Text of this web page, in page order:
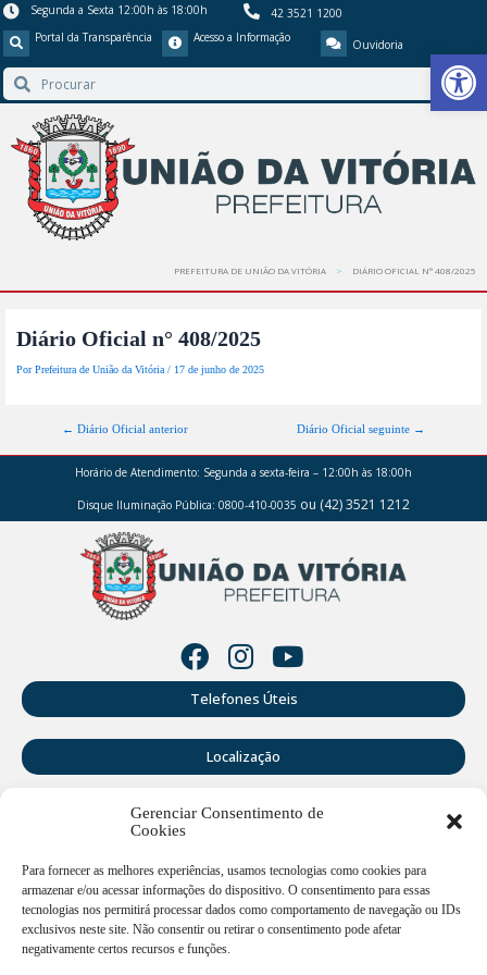
Gerenciar Consentimento de
Cookies
Para fornecer as melhores experiências, usamos tecnologias como cookies para
armazenar e/ou acessar informações do dispositivo. O consentimento para essas
tecnologias nos permitirá processar dados como comportamento de navegação ou IDs
exclusivos neste site. Não consentir ou retirar o consentimento pode afetar
negativamente certos recursos e funções.
Barra de
Segunda a Sexta 12:00h às 18:00h
42 3521 1200
Portal da Transparência
Acesso a Informação Ouvidoria
PREFEITURA DE UNIÃO DA VITÓRIA DIÁRIO OFICIAL N° 408/2025
Diário Oficial n° 408/2025
PorPrefeitura de União da Vitória/ 17 de junho de 2025
← Diário Oficial anterior Diário Oficial seguinte →
Horário de Atendimento: Segunda a sexta-feira – 12:00h às 18:00h
Disque Iluminação Pública: 0800-410-0035 ou (42) 3521 1212
Telefones Úteis
Localização
Perguntas Frequentes
Webmail
Rua Doutor Cruz Machado, 205 - Centro - União da Vitória -
PR